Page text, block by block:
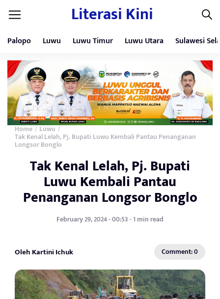
Literasi Kini
Palopo Luwu Luwu Timur Luwu Utara Sulawesi
Home / Luwu /
Tak Kenal Lelah, Pj. Bupati Luwu Kembali Pantau Penanganan
Longsor Bonglo
Tak Kenal Lelah, Pj. Bupati
Luwu Kembali Pantau
Penanganan Longsor Bonglo
February 29, 2024 - 00:53 - 1 min read
Oleh Kartini Ichuk Comment: 0